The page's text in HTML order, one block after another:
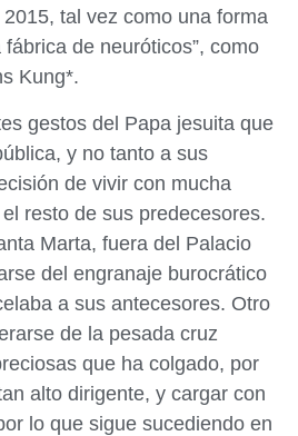
tal vez como una forma
de neuróticos”, como
Kung*.
gestos del Papa jesuita que
y no tanto a sus
de vivir con mucha
resto de sus predecesores.
Marta, fuera del Palacio
del engranaje burocrático
a sus antecesores. Otro
de la pesada cruz
que ha colgado, por
alto dirigente, y cargar con
lo que sigue sucediendo en